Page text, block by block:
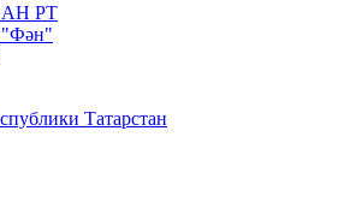
АН РТ
"Фән"
Татарстан